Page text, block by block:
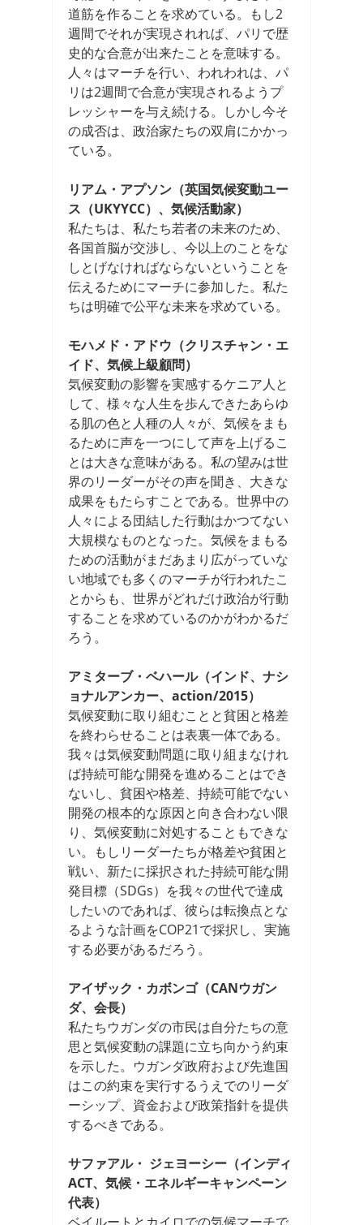
道筋を作ることを求めている。もし2
週間でそれが実現されれば、パリで歴
史的な合意が出来たことを意味する。
人々はマーチを行い、われわれは、パ
リは2週間で合意が実現されるようプ
レッシャーを与え続ける。しかし今そ
の成否は、政治家たちの双肩にかかっ
ている。
リアム・アプソン（英国気候変動ユー
ス（UKYYCC）、気候活動家）
私たちは、私たち若者の未来のため、
各国首脳が交渉し、今以上のことをな
しとげなければならないということを
伝えるためにマーチに参加した。私た
ちは明確で公平な未来を求めている。
モハメド・アドウ（クリスチャン・エ
イド、気候上級顧問）
気候変動の影響を実感するケニア人と
して、様々な人生を歩んできたあらゆ
る肌の色と人種の人々が、気候をまも
るために声を一つにして声を上げるこ
とは大きな意味がある。私の望みは世
界のリーダーがその声を聞き、大きな
成果をもたらすことである。世界中の
人々による団結した行動はかつてない
大規模なものとなった。気候をまもる
ための活動がまだあまり広がっていな
い地域でも多くのマーチが行われたこ
とからも、世界がどれだけ政治が行動
することを求めているのかがわかるだ
ろう。
アミターブ・ベハール（インド、ナシ
ョナルアンカー、action/2015）
気候変動に取り組むことと貧困と格差
を終わらせることは表裏一体である。
我々は気候変動問題に取り組まなけれ
ば持続可能な開発を進めることはでき
ないし、貧困や格差、持続可能でない
開発の根本的な原因と向き合わない限
り、気候変動に対処することもできな
い。もしリーダーたちが格差や貧困と
戦い、新たに採択された持続可能な開
発目標（SDGs）を我々の世代で達成
したいのであれば、彼らは転換点とな
るような計画をCOP21で採択し、実施
する必要があるだろう。
アイザック・カボンゴ（CANウガン
ダ、会長）
私たちウガンダの市民は自分たちの意
思と気候変動の課題に立ち向かう約束
を示した。ウガンダ政府および先進国
はこの約束を実行するうえでのリーダ
ーシップ、資金および政策指針を提供
するべきである。
サファアル・ ジェヨーシー（インディ
ACT、気候・エネルギーキャンペーン
代表）